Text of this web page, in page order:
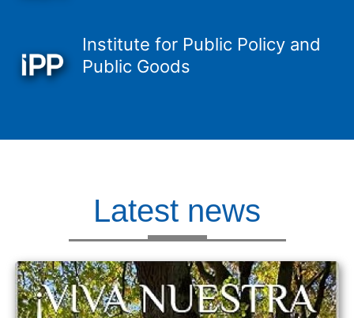
Institute for Public Policy and
Public Goods
Latest news